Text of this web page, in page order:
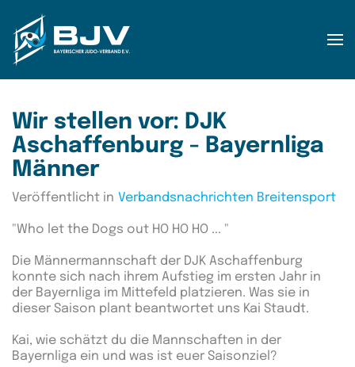
Zum Hauptinhalt springen
Wir stellen vor: DJK
Aschaffenburg - Bayernliga
Männer
Veröffentlicht in Verbandsnachrichten Breitensport
"Who let the Dogs out HO HO HO ... "
Die Männermannschaft der DJK Aschaffenburg
konnte sich nach ihrem Aufstieg im ersten Jahr in
der Bayernliga im Mittefeld platzieren. Was sie in
dieser Saison plant beantwortet uns Kai Staudt.
Kai, wie schätzt du die Mannschaften in der
Bayernliga ein und was ist euer Saisonziel?